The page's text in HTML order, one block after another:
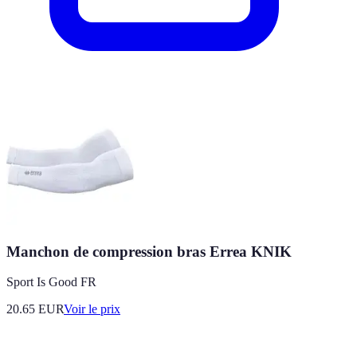
Manchon de compression bras Errea KNIK
Sport Is Good FR
20.65 EURVoir le prix